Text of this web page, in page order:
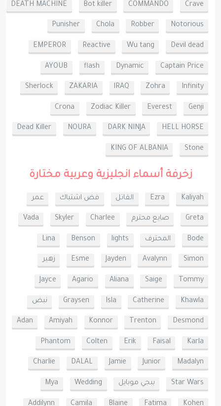
Crave
COMMANDO
Bot killer
DEATH MACHINE
Notorious
Robber
Chola
Punisher
Devil dead
Wu tang
Reactive
EMPEROR
Captain Price
Dynamic
flash
AYOUB
Infinity
Zohra
lRAQ
ZAKARIA
Sherlock
Genji
Everest
Zodiac Killer
Crona
HELL HORSE
DARK NINJA
NOURA
Dead Killer
Stone
KING OF ALBANIA
زخرفة أسماء انجليزية وعربية مختارة
Kaliyah
Ezra القاتل فض اشتباك عمر
Greta صايع محترم Charlee
Skyler
Vada
Bode المحترف lights
Benson
Lina
Simon
Avalynn
Jayden
Esme زهير
Tommy
Saige
Aliana
Agario
Jayce
Khawla
Catherine
Isla
Graysen نبض
Desmond
Trenton
Konnor
Amiyah
Adan
Karla
Faisal
Erik
Colten
Phantom
Madalyn
Junior
Jamie
DALAL
Charlie
Star Wars ببجي موبايل Wedding
Mya
Kohen
Fatima
Blaine
Camila
Addilynn